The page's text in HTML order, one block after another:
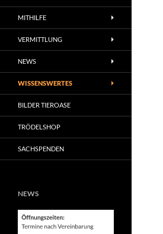
MITHILFE
VERMITTLUNG
NEWS
WISSENSWERTES
BILDER TIEROASE
TRÖDELSHOP
SACHSPENDEN
NEWS